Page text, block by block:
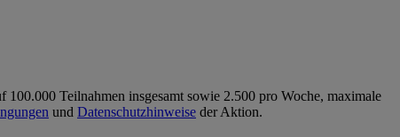
Teilnahmen insgesamt sowie 2.500 pro Woche, maximale
und Datenschutzhinweise der Aktion.